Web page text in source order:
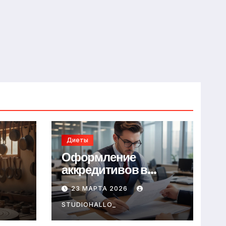
Диеты
Оформление
аккредитивов в
международной
торговле
23 МАРТА 2026
STUDIOHALLO_